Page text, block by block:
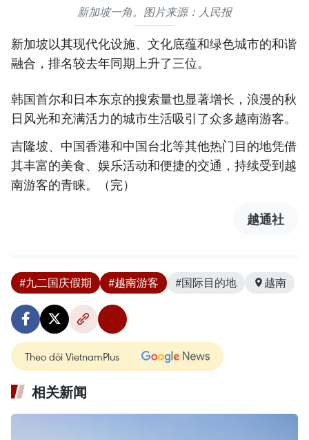
新加坡一角。图片来源：人民报
新加坡以其现代化设施、文化底蕴和绿色城市的和谐
融合，排名较去年同期上升了三位。
韩国首尔和日本东京的搜索量也显著增长，浪漫的秋
日风光和充满活力的城市生活吸引了众多越南游客。
吉隆坡、中国香港和中国台北等其他热门目的地凭借
其丰富的美食、娱乐活动和便捷的交通，持续受到越
南游客的青睐。（完）
越通社
#九二国庆假期 #越南游客 #国际目的地 越南
Theo dõi VietnamPlus
相关新闻